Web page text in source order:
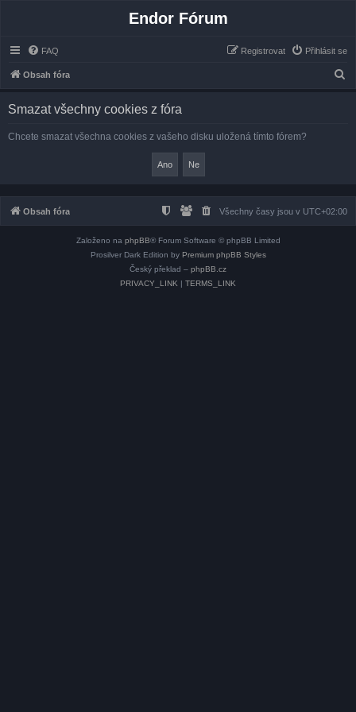
Endor Fórum
FAQ Přihlásit se
Registrovat
Obsah fóra
Smazat všechny cookies z fóra
Chcete smazat všechna cookies z vašeho disku uložená tímto fórem?
Obsah fóra Všechny časy jsou v UTC+02:00
Založeno na phpBB® Forum Software © phpBB Limited
Prosilver Dark Edition by Premium phpBB Styles
Český překlad – phpBB.cz
PRIVACY_LINK | TERMS_LINK